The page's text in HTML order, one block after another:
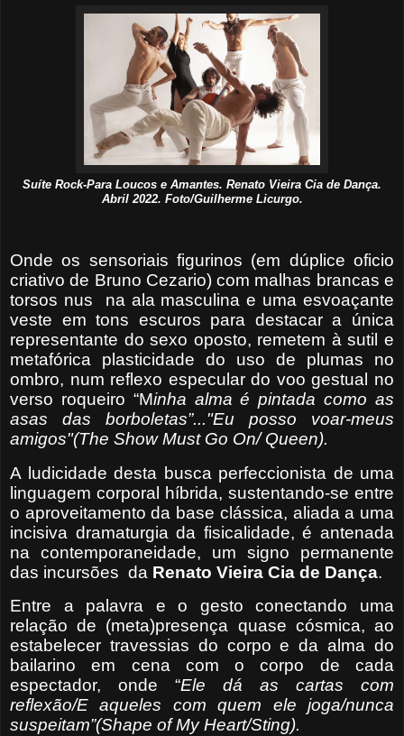
Suíte Rock-Para Loucos e Amantes. Renato Vieira Cia de Dança.
Abril 2022. Foto/Guilherme Licurgo.
Onde os sensoriais figurinos (em dúplice oficio
criativo de Bruno Cezario) com malhas brancas e
torsos nus
na ala masculina e uma esvoaçante
veste em tons escuros para destacar a única
representante do sexo oposto, remetem à sutil e
metafórica plasticidade do uso de plumas no
ombro, num reflexo especular do voo gestual no
verso roqueiro “Minha alma é pintada como as
asas das borboletas”..."Eu posso voar-meus
amigos"(The Show Must Go On/ Queen).
A ludicidade desta busca perfeccionista de uma
linguagem corporal híbrida, sustentando-se entre
o aproveitamento da base clássica, aliada a uma
incisiva dramaturgia da fisicalidade, é antenada
na contemporaneidade, um signo permanente
das incursões da Renato Vieira Cia de Dança.
Entre a palavra e o gesto conectando uma
relação de (meta)presença quase cósmica, ao
estabelecer travessias do corpo e da alma do
bailarino em cena com o corpo de cada
espectador, onde “Ele dá as cartas com
reflexão/E aqueles com quem ele joga/nunca
suspeitam”(Shape of My Heart/Sting).